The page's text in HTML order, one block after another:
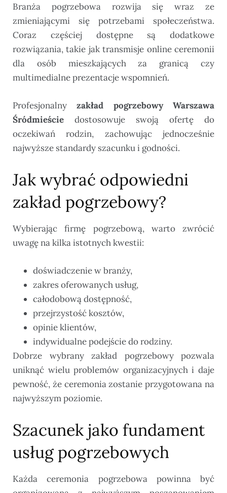
Branża pogrzebowa rozwija się wraz ze
zmieniającymi się potrzebami społeczeństwa.
Coraz częściej dostępne są dodatkowe
rozwiązania, takie jak transmisje online ceremonii
dla osób mieszkających za granicą czy
multimedialne prezentacje wspomnień.
Profesjonalnyzakład pogrzebowy Warszawa
Śródmieście dostosowuje swoją ofertę do
oczekiwań rodzin, zachowując jednocześnie
najwyższe standardy szacunku i godności.
Jak wybrać odpowiedni
zakład pogrzebowy?
Wybierając firmę pogrzebową, warto zwrócić
uwagę na kilka istotnych kwestii:
doświadczenie w branży,
zakres oferowanych usług,
całodobową dostępność,
przejrzystość kosztów,
opinie klientów,
indywidualne podejście do rodziny.
Dobrze wybrany zakład pogrzebowy pozwala
uniknąć wielu problemów organizacyjnych i daje
pewność, że ceremonia zostanie przygotowana na
najwyższym poziomie.
Szacunek jako fundament
usług pogrzebowych
Każda ceremonia pogrzebowa powinna być